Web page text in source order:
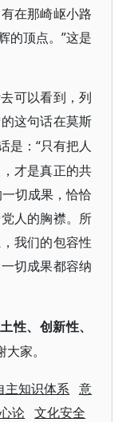
在那崎岖小路
的顶点。”这是
可以看到，列
这句话在莫斯
是：“只有把人
才是真正的共
切成果，恰恰
人的胸襟。所
我们的包容性
切成果都容纳
性、创新性、
家。
主知识体系 意
论 文化安全